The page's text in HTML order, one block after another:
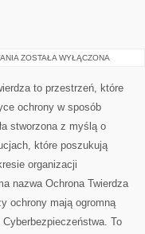
NOWOCZESNE
ZOSTAŁA WYŁĄCZONA
to przestrzeń, które
ochrony w sposób
stworzona z myślą o
które poszukują
organizacji
nazwa Ochrona Twierdza
ochrony mają ogromną
To